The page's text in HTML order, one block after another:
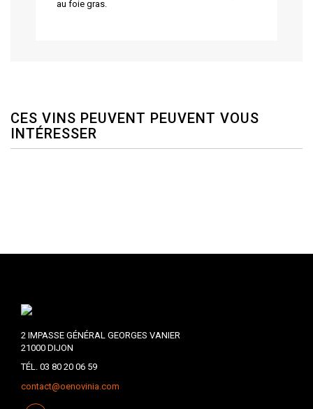
au foie gras.
CES VINS PEUVENT PEUVENT VOUS
INTÉRESSER
2 IMPASSE GÉNÉRAL GEORGES VANIER
21000 DIJON
TÉL. 03 80 20 06 59
contact@oenovinia.com